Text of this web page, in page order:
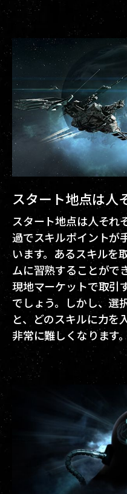
スタート地点は人
スタート地点は人それ
過でスキルポイントが
います。あるスキルを
ムに習熟することがで
現地マーケットで取引
でしょう。しかし、選
と、どのスキルに力を
非常に難しくなります。